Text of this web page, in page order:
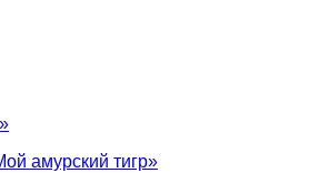
амурский тигр»